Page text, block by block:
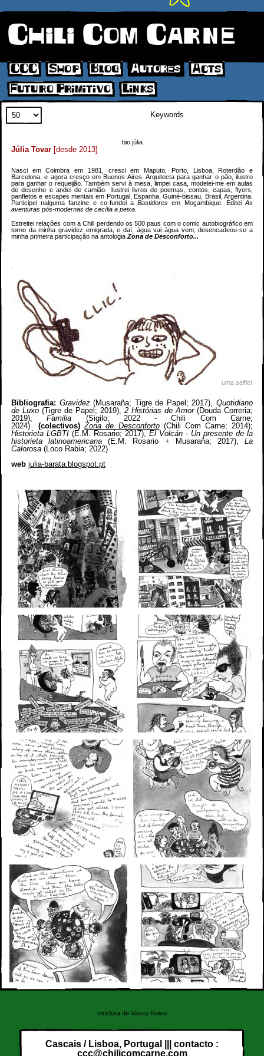
Chili Com Carne
CCC Shop Blog Autores
Acts
Futuro Primitivo
Links
bio júlia
Júlia Tovar [desde 2013]
Nasci em Coimbra em 1981, cresci em Maputo, Porto, Lisboa, Roterdão e
Barcelona, e agora cresço em Buenos Aires. Arquitecta para ganhar o pão, ilustro
para ganhar o requeijão. Também servi à mesa, limpei casa, modelei-me em aulas
de desenho e andei de camião. Ilustrei livros de poemas, contos, capas, flyers,
panfletos e escapes mentais em Portugal, Espanha, Guiné-bissau, Brasil, Argentina.
Participei nalguma fanzine e co-fundei aBastidores em Moçambique. EditeiAs
aventuras pós-modernas de cecília a peixa.
Estreitei relações com a Chili perdendo os 500 paus com o comic autobiográfico em
torno da minha gravidez emigrada, e daí, água vai água vem, desencadeou-se a
minha primeira participação na antologia Zona de Desconforto...
uma selfie!
Bibliografia: Gravidez(Musaraña; Tigre de Papel; 2017),Quotidiano
de Luxo (Tigre de Papel; 2019), 2 Histórias de Amor(Douda Correria;
2019),Familia (Sigilo; 2022 - Chili Com Carne;
2024)(colectivos) Zona de Desconforto(Chili Com Carne; 2014);
Historieta LGBTI (E.M. Rosario; 2017), El Volcán - Un presente de la
historieta latinoamericana (E.M. Rosario + Musaraña; 2017),La
Calorosa (Loco Rabia; 2022)
web julia-barata.blogspot.pt
moldura de Vasco Ruivo
Cascais / Lisboa, Portugal ||| contacto :
ccc@chilicomcarne.com